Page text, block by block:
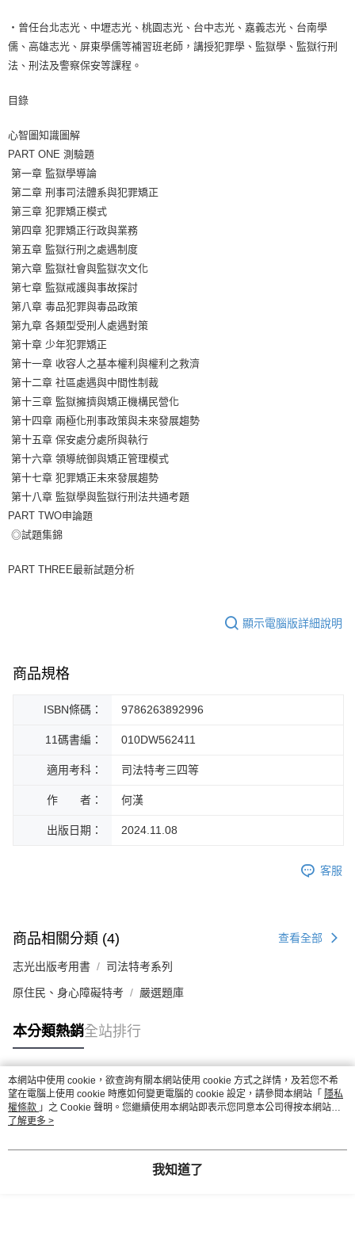
‧曾任台北志光、中壢志光、桃園志光、台中志光、嘉義志光、台南學
儒、高雄志光、屏東學儒等補習班老師，講授犯罪學、監獄學、監獄行刑
法、刑法及警察保安等課程。
目錄
心智圖知識圖解
PART ONE 測驗題
第一章 監獄學導論
第二章 刑事司法體系與犯罪矯正
第三章 犯罪矯正模式
第四章 犯罪矯正行政與業務
第五章 監獄行刑之處遇制度
第六章 監獄社會與監獄次文化
第七章 監獄戒護與事故探討
第八章 毒品犯罪與毒品政策
第九章 各類型受刑人處遇對策
第十章 少年犯罪矯正
第十一章 收容人之基本權利與權利之救濟
第十二章 社區處遇與中間性制裁
第十三章 監獄擁擠與矯正機構民營化
第十四章 兩極化刑事政策與未來發展趨勢
第十五章 保安處分處所與執行
第十六章 領導統御與矯正管理模式
第十七章 犯罪矯正未來發展趨勢
第十八章 監獄學與監獄行刑法共通考題
PART TWO申論題
◎試題集錦
PART THREE最新試題分析
顯示電腦版詳細說明
商品規格
ISBN條碼： 9786263892996
11碼書編： 010DW562411
適用考科： 司法特考三四等
作 者： 何漢
出版日期： 2024.11.08
客服
商品相關分類 (4) 查看全部
志光出版考用書 司法特考系列
原住民、身心障礙特考 嚴選題庫
本分類熱銷全站排行
熱門標籤
本網站中使用 cookie，欲查詢有關本網站使用 cookie 方式之詳情，及若您不希
望在電腦上使用 cookie 時應如何變更電腦的 cookie 設定，請參閱本網站「 隱私
權條款 」之 Cookie 聲明。您繼續使用本網站即表示您同意本公司得按本網站使
用條款之 Cookie 聲明使用 cookie。
了解更多 >
我知道了